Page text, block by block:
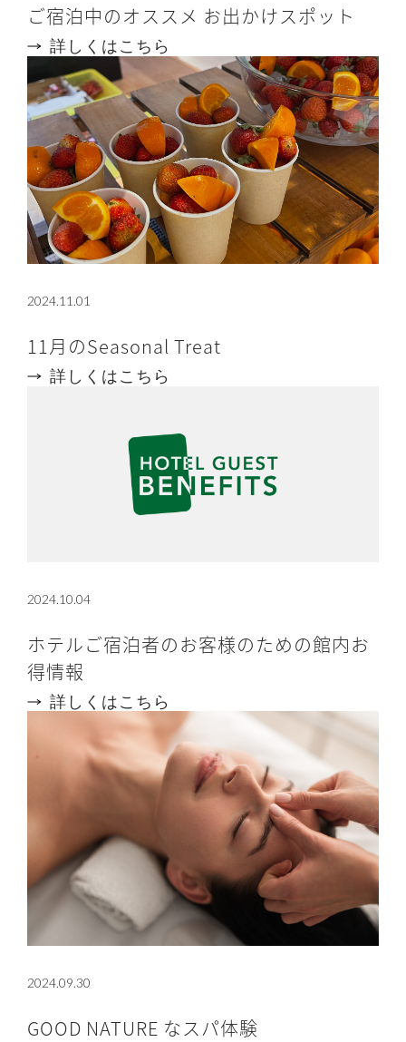
ご宿泊中のオススメ お出かけスポット
詳しくはこちら
2024.11.01
11月のSeasonal Treat
詳しくはこちら
2024.10.04
ホテルご宿泊者のお客様のための館内お
得情報
詳しくはこちら
2024.09.30
GOOD NATURE なスパ体験